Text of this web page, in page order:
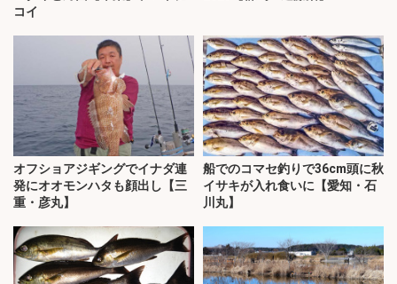
コイ
オフショアジギングでイナダ連
発にオオモンハタも顔出し【三
重・彦丸】
船でのコマセ釣りで36cm頭に秋
イサキが入れ食いに【愛知・石
川丸】